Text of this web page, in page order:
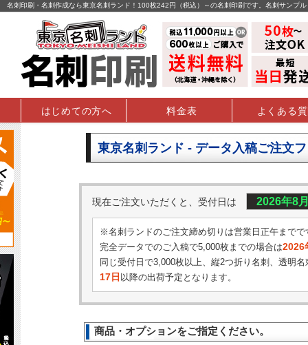
名刺印刷・名刺作成なら東京名刺ランド！100枚242円（税込）～の名刺印刷です。名刺サンプ
はじめての方へ 料金表 よくある
東京名刺ランド - データ入稿ご注文
現在ご注文いただくと、受付日は 2026年8
※名刺ランドのご注文締め切りは営業日正午までで
完全データでのご入稿で5,000枚までの場合は2026
同じ受付日で3,000枚以上、縦2つ折り名刺、透明名
17日 以降の出荷予定となります。
商品・オプションをご指定ください。